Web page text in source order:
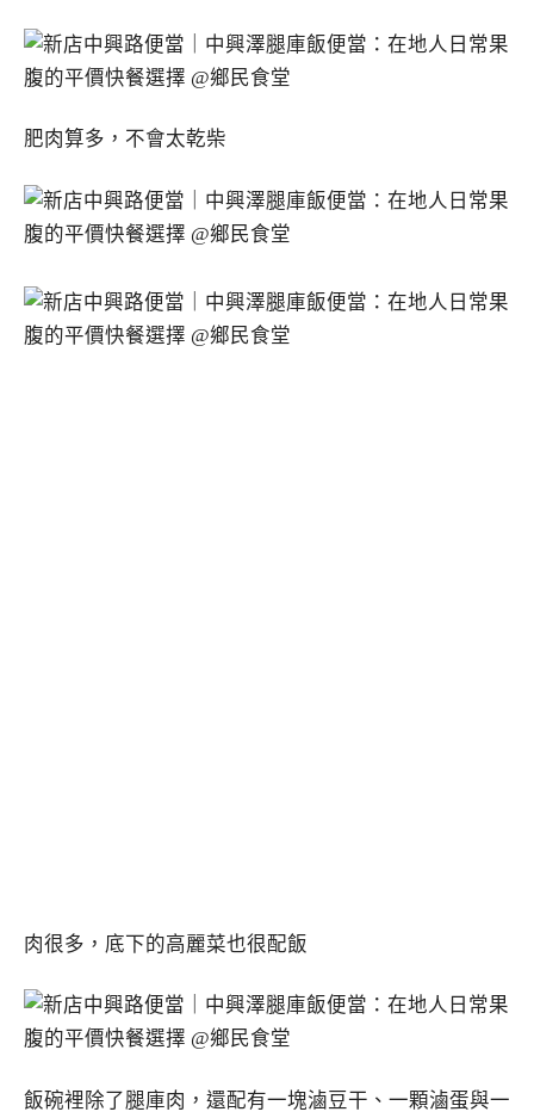
肥肉算多，不會太乾柴
肉很多，底下的高麗菜也很配飯
飯碗裡除了腿庫肉，還配有一塊滷豆干、一顆滷蛋與一